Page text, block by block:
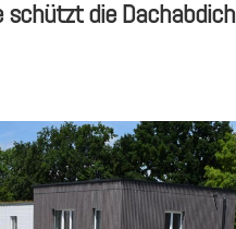
schützt die